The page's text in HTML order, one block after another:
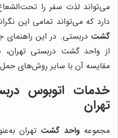
می‌تواند لذت سفر را
دارد که می‌تواند تمامی این
گشت دربستی. در این راهنمای
از واحد گشت دربستی تهران،
مقایسه آن با سایر روش‌های
خدمات اتوبوس
تهران
مجموعهواحد گشت تهران